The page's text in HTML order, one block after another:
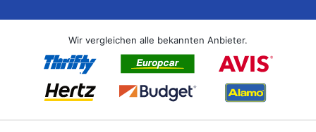
Wir vergleichen alle bekannten Anbieter.